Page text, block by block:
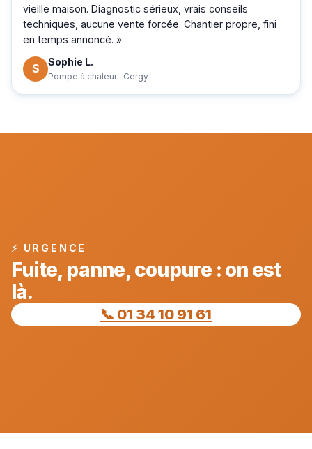
vieille maison. Diagnostic sérieux, vrais conseils
techniques, aucune vente forcée. Chantier propre, fini
en temps annoncé. »
S Sophie L.
Pompe à chaleur · Cergy
⚡ URGENCE
Fuite, panne, coupure : on est
là.
📞 01 34 10 91 61